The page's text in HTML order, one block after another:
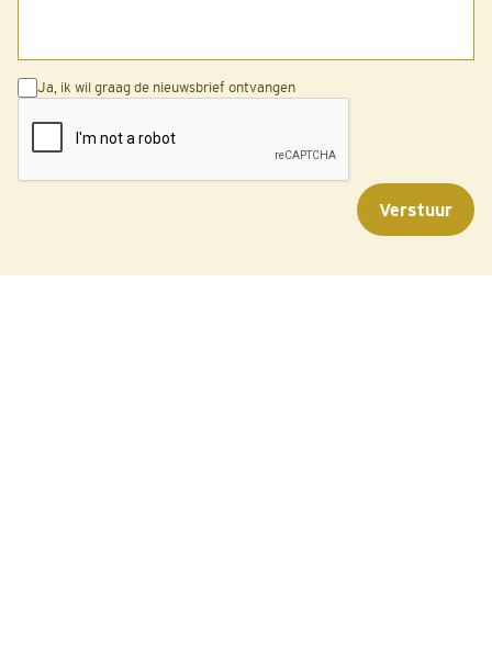
Ja, ik wil graag de nieuwsbrief ontvangen